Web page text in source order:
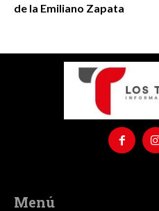
de la Emiliano Zapata
Menú